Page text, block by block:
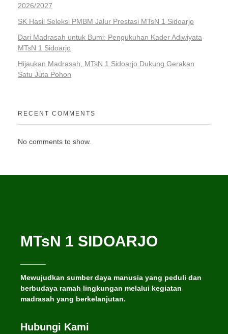
2026/2027
SK Hasil Seleksi PMBM Jalur Prestasi MTsN 1 Sidoarjo
Dari Madrasah untuk Bumi: Pengukuhan Kader Adiwiyata
MTsN 1 Sidoarjo
Hijaukan Madrasah, MTsN 1 Sidoarjo Dukung Gerakan
Satu Juta Pohon
RECENT COMMENTS
No comments to show.
MTsN 1 SIDOARJO
Mewujudkan sumber daya manusia yang peduli dan
berbudaya ramah lingkungan melalui kegiatan
madrasah yang berkelanjutan.
Hubungi Kami